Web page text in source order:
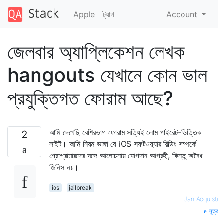
Apple ট্যাগ Account
জেলবার অ্যাপ্লিকেশন লেখক
hangouts যেখানে কোন ভাল
প্রযুক্তিগত ফোরাম আছে?
2
আমি দেখেছি বেশিরভাগ ফোরাম সত্যিই লোম পাইরেট-ভিত্তিক
সাইট। আমি নিয়ম ভাঙ্গা যে iOS সফটওয়্যার বিল্ডিং সম্পর্কে
প্রোগ্রামারদের সঙ্গে আলোচনায় যোগদান আগ্রহী, কিন্তু অবৈধ
জিনিস নয়।
ios
jailbreak
— Jan Acquisti
সূত্র